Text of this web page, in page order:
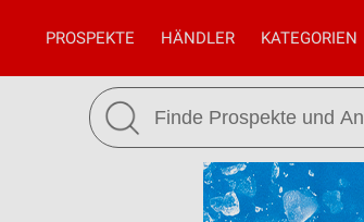
PROSPEKTE HÄNDLER KATEGORIEN